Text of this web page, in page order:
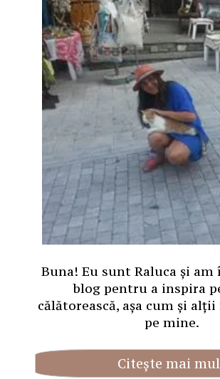
Buna! Eu sunt Raluca și am
blog pentru a inspira
călătorească, așa cum și
pe mine.
Citește mai